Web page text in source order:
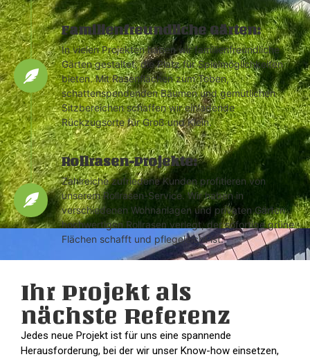
Familienfreundliche Gärten:
In vielen Projekten haben wir familienfreundliche
Gärten gestaltet, die Platz für Spielmöglichkeiten
bieten. Mit Rasenflächen zum Toben,
schattenspendenden Bäumen und gemütlichen
Sitzbereichen schaffen wir einladende
Rückzugsorte für Groß und Klein.
Rollrasen-Projekte:
Zahlreiche zufriedene Kunden profitieren von
unserem Rollrasen-Service. Wir haben in
verschiedenen Wohnanlagen und privaten Gärten
hochwertigen Rollrasen verlegt, der sofortige grüne
Flächen schafft und pflegeleicht ist.
Ihr Projekt als
nächste Referenz
Jedes neue Projekt ist für uns eine spannende
Herausforderung, bei der wir unser Know-how einsetzen,